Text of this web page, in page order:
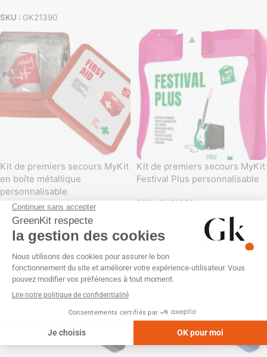
SKU : GK21390
Kit de premiers secours MyKit
en boîte métallique
personnalisable
SKU : GK21388
Kit de premiers secours MyKit
Festival Plus personnalisable
SKU :GK21392